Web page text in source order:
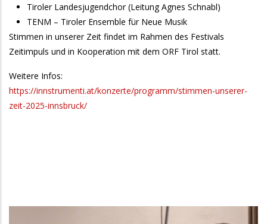
Tiroler Landesjugendchor (Leitung Agnes Schnabl)
TENM – Tiroler Ensemble für Neue Musik
Stimmen in unserer Zeit findet im Rahmen des Festivals
Zeitimpuls und in Kooperation mit dem ORF Tirol statt.
Weitere Infos:
https://innstrumenti.at/konzerte/programm/stimmen-unserer-
zeit-2025-innsbruck/